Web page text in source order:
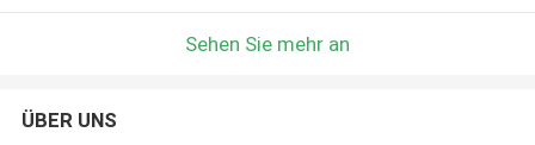
Sehen Sie mehr an
ÜBER UNS